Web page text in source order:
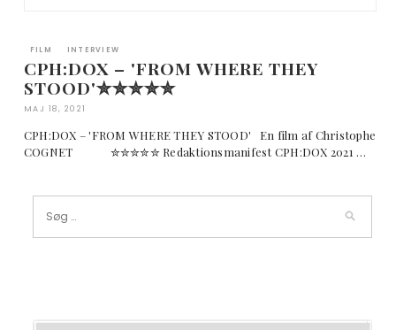
FILM INTERVIEW
CPH:DOX – 'FROM WHERE THEY
STOOD'✮✮✮✮✮
MAJ 18, 2021
CPH:DOX – 'FROM WHERE THEY STOOD' En film af Christophe
COGNET ✮✮✮✮✮ Redaktionsmanifest CPH:DOX 2021 …